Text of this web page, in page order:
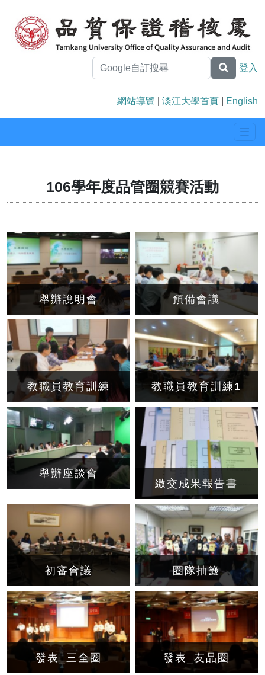
登入
網站導覽 淡江大學首頁 English
106學年度品管圈競賽活動
舉辦說明會 預備會議
教職員教育訓練 教職員教育訓練1
舉辦座談會
繳交成果報告書
初審會議 圈隊抽籤
發表_三全圈 發表_友品圈